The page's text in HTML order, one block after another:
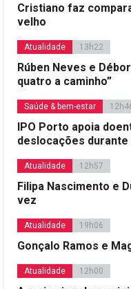
Cristiano faz
velho
Atualidade 13h22
Rúben Neves e
quatro a caminho”
Saúde & bem-estar
IPO Porto apoia
deslocações
Atualidade 12h57
Filipa Nascimento e
vez
Atualidade 19h06
Gonçalo Ramos e
Atualidade 12h00